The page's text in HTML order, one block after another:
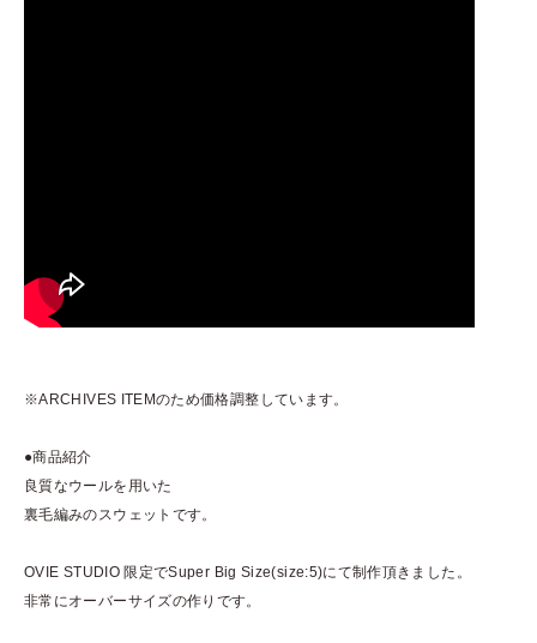
※ARCHIVES ITEMのため価格調整しています。
●商品紹介
良質なウールを用いた
裏毛編みのスウェットです。
OVIE STUDIO 限定でSuper Big Size(size:5)にて制作頂きました。
非常にオーバーサイズの作りです。